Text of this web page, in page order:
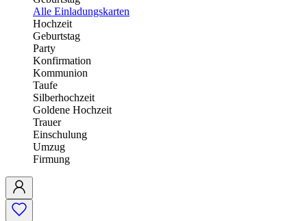
Alle Einladungskarten
Hochzeit
Geburtstag
Party
Konfirmation
Kommunion
Taufe
Silberhochzeit
Goldene Hochzeit
Trauer
Einschulung
Umzug
Firmung